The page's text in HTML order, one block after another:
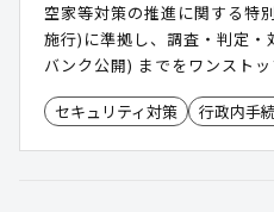
空家等対策の推進に関する特
施行)に準拠し、調査・判定・
バンク公開) までをワンスト
ウド空家管理・空き家バンク
真・危険度判定・交渉記録を
セキュリティ対策 行政内手